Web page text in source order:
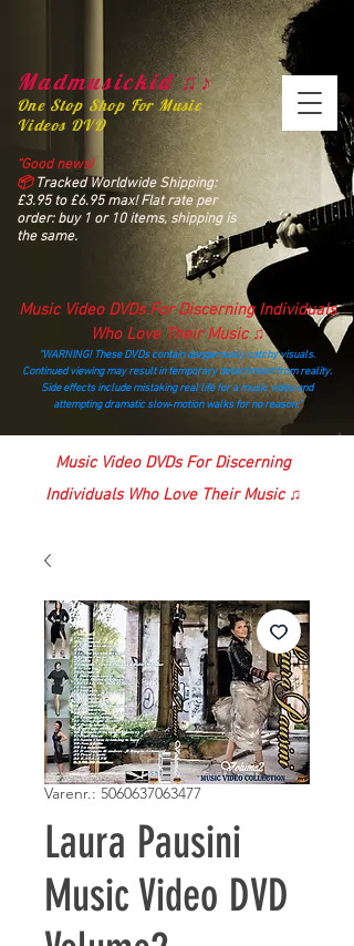
Madmusickid ♫♪
One Stop Shop For Music
Videos DVD
“Good news!
📦Tracked Worldwide Shipping:
£3.95 to £6.95 max! Flat rate per
order: buy 1 or 10 items, shipping is
the same.
Music Video DVDs For Discerning Individuals
Who Love Their Music ♫
“WARNING! These DVDs contain dangerously catchy visuals.
Continued viewing may result in temporary detachment from reality.
Side effects include mistaking real life for a music video and
attempting dramatic slow‑motion walks for no reason.”
madmusickid@yahoo.com
Music Video DVDs For Discerning
Individuals Who Love Their Music ♫
Varenr.: 5060637063477
Laura Pausini
Music Video DVD